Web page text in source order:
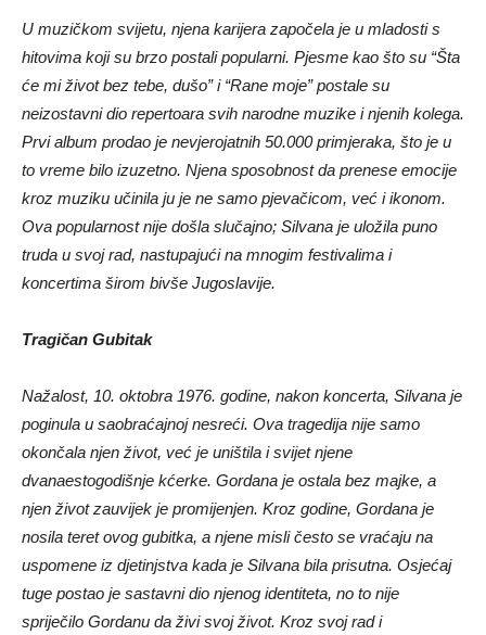
U muzičkom svijetu, njena karijera započela je u mladosti s
hitovima koji su brzo postali popularni. Pjesme kao što su “Šta
će mi život bez tebe, dušo” i “Rane moje” postale su
neizostavni dio repertoara svih narodne muzike i njenih kolega.
Prvi album prodao je nevjerojatnih 50.000 primjeraka, što je u
to vreme bilo izuzetno. Njena sposobnost da prenese emocije
kroz muziku učinila ju je ne samo pjevačicom, već i ikonom.
Ova popularnost nije došla slučajno; Silvana je uložila puno
truda u svoj rad, nastupajući na mnogim festivalima i
koncertima širom bivše Jugoslavije.
Tragičan Gubitak
Nažalost, 10. oktobra 1976. godine, nakon koncerta, Silvana je
poginula u saobraćajnoj nesreći. Ova tragedija nije samo
okončala njen život, već je uništila i svijet njene
dvanaestogodišnje kćerke. Gordana je ostala bez majke, a
njen život zauvijek je promijenjen. Kroz godine, Gordana je
nosila teret ovog gubitka, a njene misli često se vraćaju na
uspomene iz djetinjstva kada je Silvana bila prisutna. Osjećaj
tuge postao je sastavni dio njenog identiteta, no to nije
spriječilo Gordanu da živi svoj život. Kroz svoj rad i